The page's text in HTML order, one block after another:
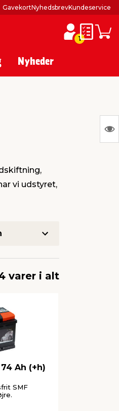
1
GavekortNyhedsbrevKundeservice
Nyheder
vi udstyret,
varer i alt
Ah (+h)
SMF